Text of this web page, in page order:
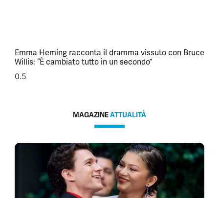
Emma Heming racconta il dramma vissuto con Bruce
Willis: “È cambiato tutto in un secondo”
MAGAZINEATTUALITÀ